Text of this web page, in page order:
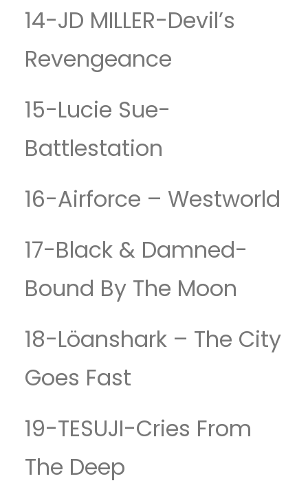
14-JD MILLER-Devil’s
Revengeance
15-Lucie Sue-
Battlestation
16-Airforce – Westworld
17-Black & Damned-
Bound By The Moon
18-Löanshark – The City
Goes Fast
19-TESUJI-Cries From
The Deep